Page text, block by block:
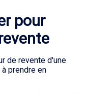
pour
de revente d'une
prendre en